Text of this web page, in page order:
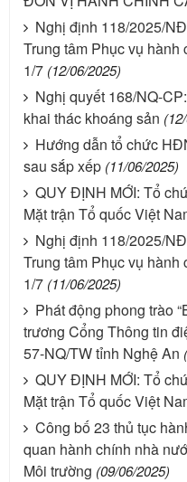
Nghị định 118/2025/
Trung tâm Phục vụ
1/7 (12/06/2025)
Nghị quyết 168/NQ-
khai thác khoáng sản
Hướng dẫn tổ chức
sau sắp xếp (11/06/2025)
QUY ĐỊNH MỚI: Tổ
Mặt trận Tổ quốc Việt
Nghị định 118/2025/
Trung tâm Phục vụ
1/7 (11/06/2025)
Phát động phong trào
trương Cổng Thông tin
57-NQ/TW tỉnh Nghệ An
QUY ĐỊNH MỚI: Tổ
Mặt trận Tổ quốc Việt
Công bố 23 thủ tục
quan hành chính nhà
Môi trường (09/06/2025)